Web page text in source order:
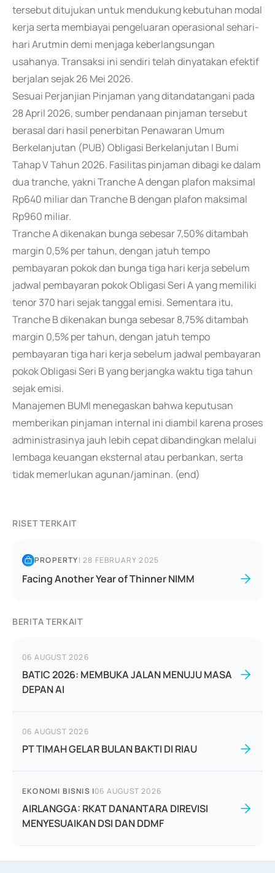
tersebut ditujukan untuk mendukung kebutuhan modal
kerja serta membiayai pengeluaran operasional sehari-
hari Arutmin demi menjaga keberlangsungan
usahanya. Transaksi ini sendiri telah dinyatakan efektif
berjalan sejak 26 Mei 2026.
Sesuai Perjanjian Pinjaman yang ditandatangani pada
28 April 2026, sumber pendanaan pinjaman tersebut
berasal dari hasil penerbitan Penawaran Umum
Berkelanjutan (PUB) Obligasi Berkelanjutan I Bumi
Tahap V Tahun 2026. Fasilitas pinjaman dibagi ke dalam
dua tranche, yakni Tranche A dengan plafon maksimal
Rp640 miliar dan Tranche B dengan plafon maksimal
Rp960 miliar.
Tranche A dikenakan bunga sebesar 7,50% ditambah
margin 0,5% per tahun, dengan jatuh tempo
pembayaran pokok dan bunga tiga hari kerja sebelum
jadwal pembayaran pokok Obligasi Seri A yang memiliki
tenor 370 hari sejak tanggal emisi. Sementara itu,
Tranche B dikenakan bunga sebesar 8,75% ditambah
margin 0,5% per tahun, dengan jatuh tempo
pembayaran tiga hari kerja sebelum jadwal pembayaran
pokok Obligasi Seri B yang berjangka waktu tiga tahun
sejak emisi.
Manajemen BUMI menegaskan bahwa keputusan
memberikan pinjaman internal ini diambil karena proses
administrasinya jauh lebih cepat dibandingkan melalui
lembaga keuangan eksternal atau perbankan, serta
tidak memerlukan agunan/jaminan. (end)
RISET TERKAIT
PROPERTY|28 FEBRUARY 2025
Facing Another Year of Thinner NIMM
BERITA TERKAIT
06 AUGUST 2026
BATIC 2026: MEMBUKA JALAN MENUJU MASA
DEPAN AI
06 AUGUST 2026
PT TIMAH GELAR BULAN BAKTI DI RIAU
EKONOMI BISNIS |06 AUGUST 2026
AIRLANGGA: RKAT DANANTARA DIREVISI
MENYESUAIKAN DSI DAN DDMF